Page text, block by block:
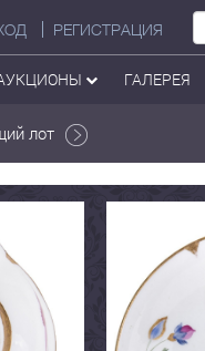
РЕГИСТРАЦИЯ
ГАЛЕРЕЯ
лот